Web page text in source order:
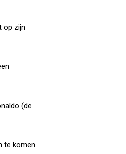
op zijn
(de
te komen.